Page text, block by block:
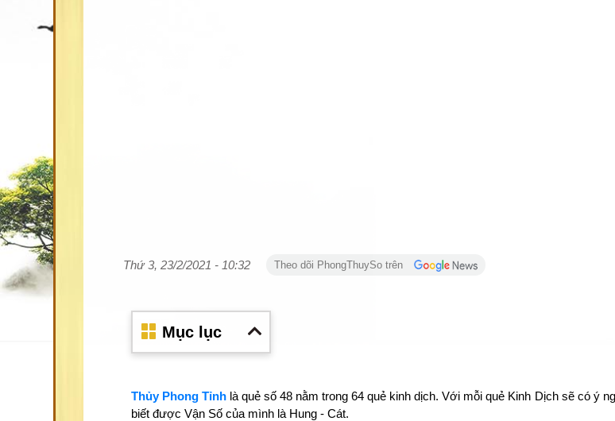
Thứ 3, 23/2/2021 - 10:32 Theo dõi PhongThuySo trên
Mục lục
Thủy Phong Tỉnh là quẻ số 48 nằm trong 64 quẻ kinh dịch. Với mỗi quẻ Kinh Dịch sẽ có ý
biết được Vận Số của mình là Hung - Cát.